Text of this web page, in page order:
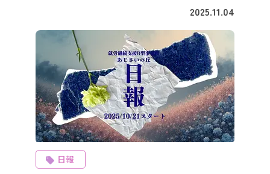
2025.11.04
日報